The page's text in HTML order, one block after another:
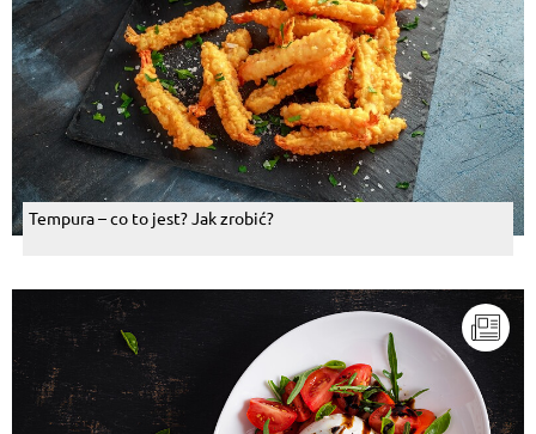
Tempura – co to jest? Jak zrobić?